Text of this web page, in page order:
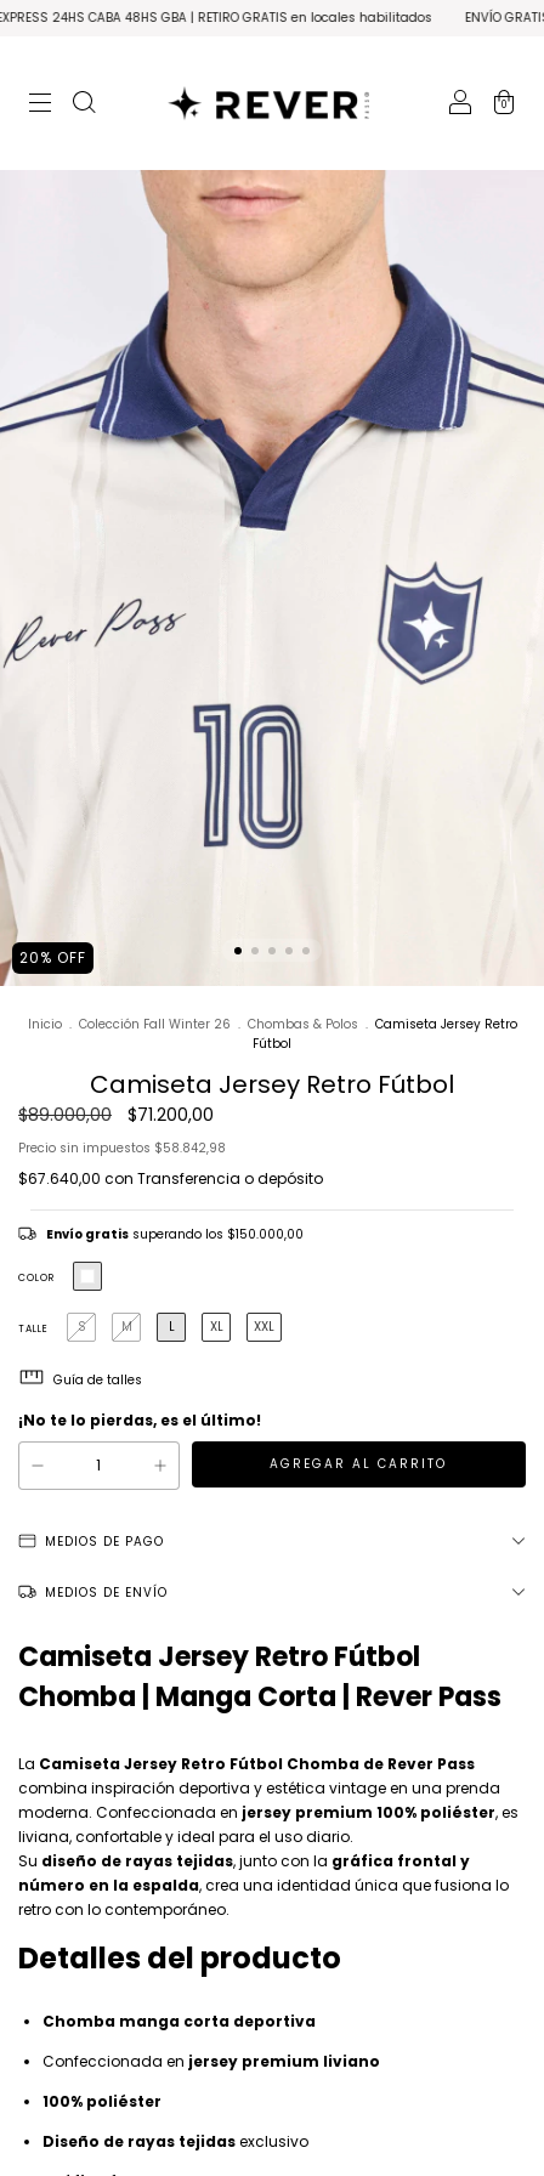
CABA 48HS GBA | RETIRO GRATIS en locales habilitados ENVÍO GRATIS A TODO
0
20% OFF
Inicio . Colección Fall Winter 26 . Chombas & Polos . Camiseta Jersey Retro
Fútbol
Camiseta Jersey Retro Fútbol
$89.000,00 $71.200,00
Precio sin impuestos $58.842,98
$67.640,00 con Transferencia o depósito
Envío gratis superando los $150.000,00
COLOR
TALLE S M L XL XXL
Guía de talles
¡No te lo pierdas, es el último!
MEDIOS DE PAGO
MEDIOS DE ENVÍO
Camiseta Jersey Retro Fútbol
Chomba | Manga Corta | Rever Pass
La Camiseta Jersey Retro Fútbol Chomba de Rever Pass
combina inspiración deportiva y estética vintage en una prenda
moderna. Confeccionada en jersey premium 100% poliéster, es
liviana, confortable y ideal para el uso diario.
Su diseño de rayas tejidas, junto con la gráfica frontal y
número en la espalda, crea una identidad única que fusiona lo
retro con lo contemporáneo.
Detalles del producto
Chomba manga corta deportiva
Confeccionada en jersey premium liviano
100% poliéster
Diseño de rayas tejidasexclusivo